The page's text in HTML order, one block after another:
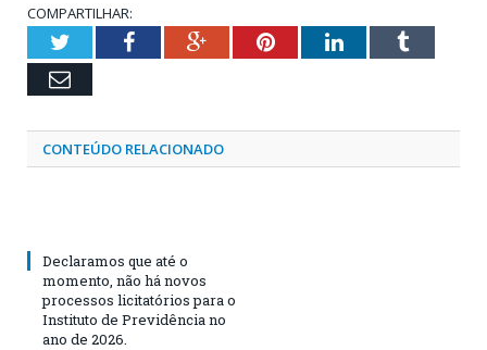
COMPARTILHAR:
TwitterFacebookGoogle+PinterestLinkedInTumblr
Email
CONTEÚDO RELACIONADO
Declaramos que até o
momento, não há novos
processos licitatórios para o
Instituto de Previdência no
ano de 2026.